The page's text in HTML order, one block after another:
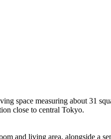
space measuring about 31
close to central Tokyo.
and living area, alongside a